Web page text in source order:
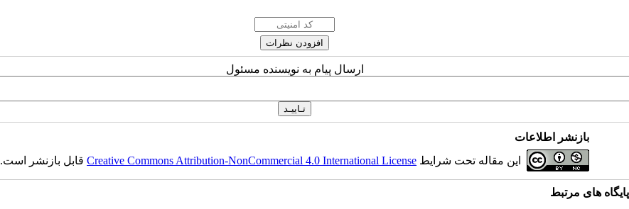
ارسال پیام به نویسنده مسئول
بازنشر اطلاعات
این مقاله تحت شرایط Creative Commons Attribution-NonCommercial 4.0 International Licenseقابل بازنشر است.
پایگاه های مرتبط